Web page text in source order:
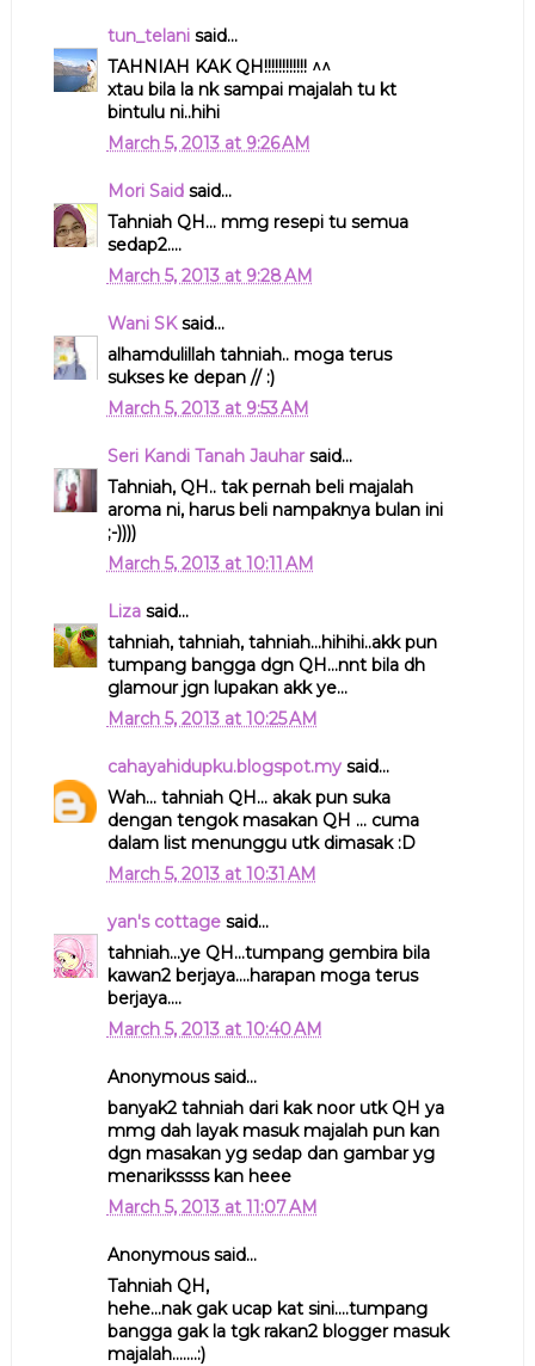
tun_telanisaid...
TAHNIAH KAK QH!!!!!!!!!!!! ^^
xtau bila la nk sampai majalah tu kt
bintulu ni..hihi
March 5, 2013 at 9:26 AM
Mori Saidsaid...
Tahniah QH... mmg resepi tu semua
sedap2....
March 5, 2013 at 9:28 AM
Wani SKsaid...
alhamdulillah tahniah.. moga terus
sukses ke depan // :)
March 5, 2013 at 9:53 AM
Seri Kandi Tanah Jauharsaid...
Tahniah, QH.. tak pernah beli majalah
aroma ni, harus beli nampaknya bulan ini
;-))))
March 5, 2013 at 10:11 AM
Lizasaid...
tahniah, tahniah, tahniah...hihihi..akk pun
tumpang bangga dgn QH...nnt bila dh
glamour jgn lupakan akk ye...
March 5, 2013 at 10:25 AM
cahayahidupku.blogspot.mysaid...
Wah... tahniah QH... akak pun suka
dengan tengok masakan QH ... cuma
dalam list menunggu utk dimasak :D
March 5, 2013 at 10:31 AM
yan's cottagesaid...
tahniah...ye QH...tumpang gembira bila
kawan2 berjaya....harapan moga terus
berjaya....
March 5, 2013 at 10:40 AM
Anonymous said...
banyak2 tahniah dari kak noor utk QH ya
mmg dah layak masuk majalah pun kan
dgn masakan yg sedap dan gambar yg
menarikssss kan heee
March 5, 2013 at 11:07 AM
Anonymous said...
Tahniah QH,
hehe...nak gak ucap kat sini....tumpang
bangga gak la tgk rakan2 blogger masuk
majalah.......:)